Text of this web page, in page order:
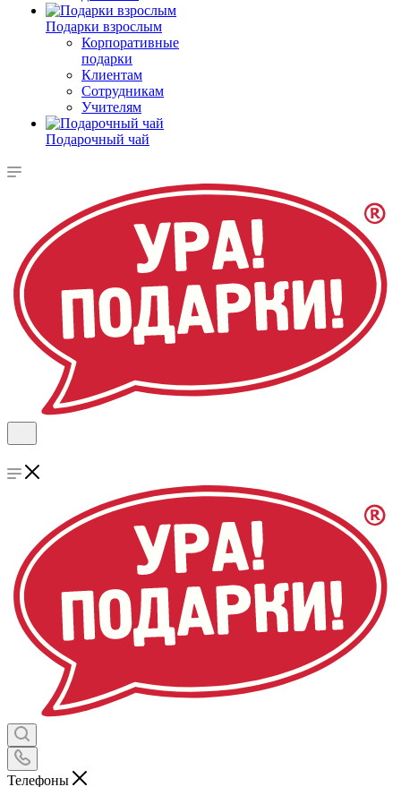
Подарки взрослым
Корпоративные
подарки
Клиентам
Сотрудникам
Учителям
Подарочный чай
Телефоны